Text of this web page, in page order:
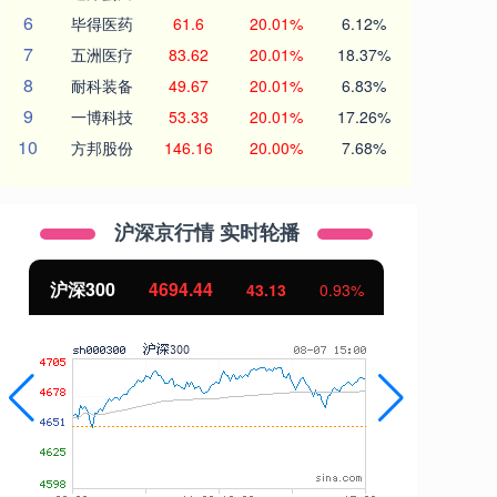
6 毕得医药 61.6 20.01% 6.12%
7 五洲医疗 83.62 20.01% 18.37%
8 耐科装备 49.67 20.01% 6.83%
9 一博科技 53.33 20.01% 17.26%
10 方邦股份 146.16 20.00% 7.68%
沪深京行情 实时轮播
沪深300 4694.44 43.13 0.93%